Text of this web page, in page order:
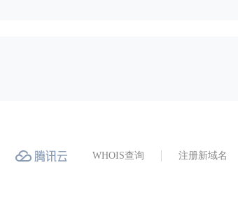
WHOIS查询 注册新域名